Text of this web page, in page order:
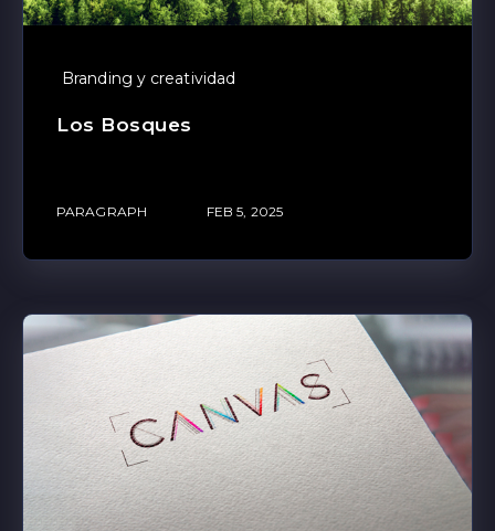
Branding y creatividad
Los Bosques
PARAGRAPH FEB 5, 2025